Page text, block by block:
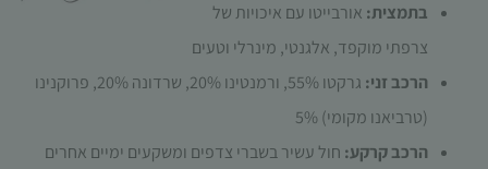
בתמצית: אורבייטו עם איכויות של
צרפתי מוקפד, אלגנטי, מינרלי וטעים
הרכב זני:
גרקטו 55%, ורמנטינו 20%, שרדונה 20%, פרוקנינו
(טרביאנו מקומי) 5%
הרכב קרקע: חול עשיר בשברי צדפים ומשקעים ימיים אחרים
אופן השימוש
משתמש